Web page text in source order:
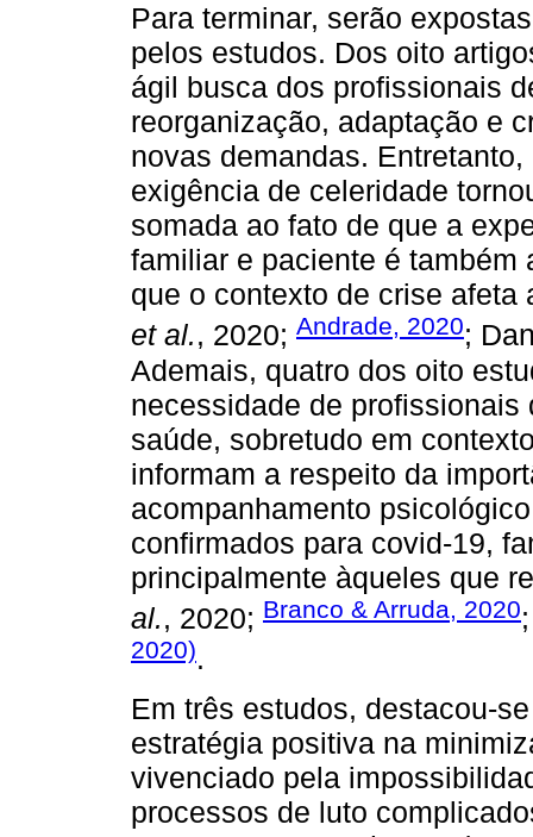
Para terminar, serão
pelos estudos. Dos oito
ágil busca dos profissionais
reorganização, adaptação e
novas demandas.
exigência de celeridade
somada ao fato de que a
familiar e paciente é
que o contexto de crise
et al., 2020; Andrade, 2020;
Ademais, quatro dos oito
necessidade de
saúde, sobretudo em
informam a respeito da
acompanhamento
confirmados para covid-19,
principalmente àqueles que
al., 2020; Branco & Arruda, 2020
2020).
Em três estudos, destacou-
estratégia positiva na
vivenciado pela
processos de luto